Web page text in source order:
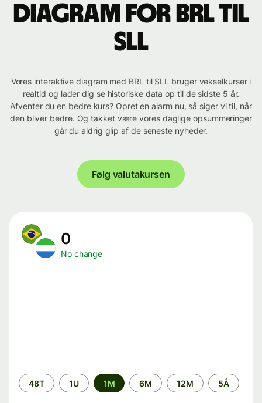
Diagram for BRL til
SLL
Vores interaktive diagram med BRL til SLL bruger vekselkurser i
realtid og lader dig se historiske data op til de sidste 5 år.
Afventer du en bedre kurs? Opret en alarm nu, så siger vi til, når
den bliver bedre. Og takket være vores daglige opsummeringer
går du aldrig glip af de seneste nyheder.
Følg valutakursen
0
No change
Time
period
48T 1U 1M 6M 12M 5Å